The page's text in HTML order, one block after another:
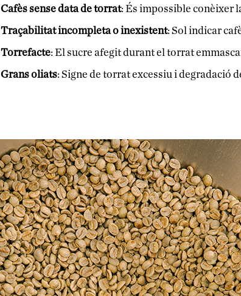
Cafès sense data de torrat: És impossible conèixer
Traçabilitat incompleta o inexistent: Sol indicar
Torrefacte: El sucre afegit durant el torrat
Gransoliats: Signe de torrat excessiu i degradació